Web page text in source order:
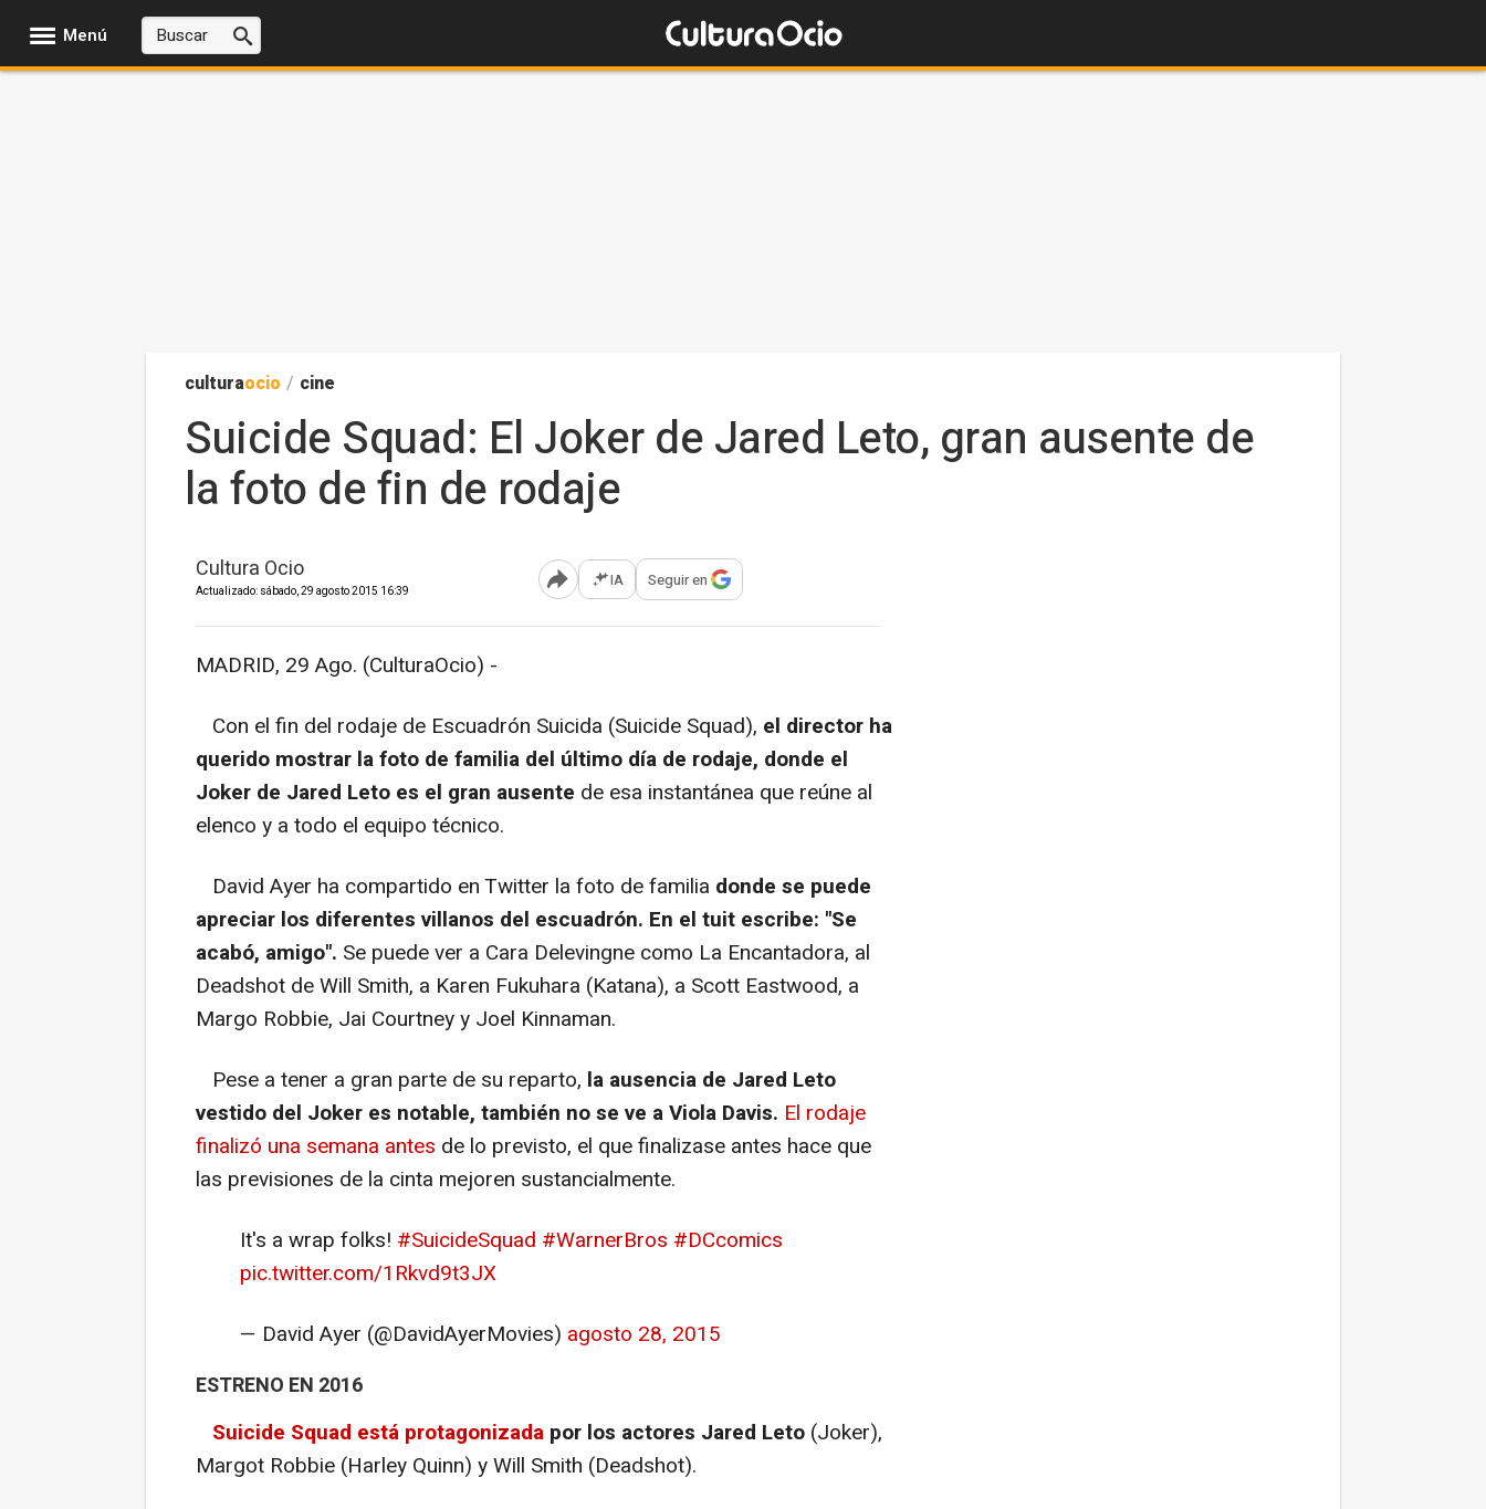
Menú
culturaocio / cine
Suicide Squad: El Joker de Jared Leto, gran ausente de
la foto de fin de rodaje
Cultura Ocio
Actualizado: sábado, 29 agosto 2015 16:39 Abrir opciones para compartir
IA Seguir en
MADRID, 29 Ago. (CulturaOcio) -
Con el fin del rodaje de Escuadrón Suicida (Suicide Squad), el director ha
querido mostrar la foto de familia del último día de rodaje, donde el
Joker de Jared Leto es el gran ausente de esa instantánea que reúne al
elenco y a todo el equipo técnico.
David Ayer ha compartido en Twitter la foto de familia donde se puede
apreciar los diferentes villanos del escuadrón. En el tuit escribe: "Se
acabó, amigo". Se puede ver a Cara Delevingne como La Encantadora, al
Deadshot de Will Smith, a Karen Fukuhara (Katana), a Scott Eastwood, a
Margo Robbie, Jai Courtney y Joel Kinnaman.
Pese a tener a gran parte de su reparto, la ausencia de Jared Leto
vestido del Joker es notable, también no se ve a Viola Davis. El rodaje
finalizó una semana antes de lo previsto, el que finalizase antes hace que
las previsiones de la cinta mejoren sustancialmente.
It's a wrap folks! #SuicideSquad #WarnerBros #DCcomics
pic.twitter.com/1Rkvd9t3JX
— David Ayer (@DavidAyerMovies) agosto 28, 2015
ESTRENO EN 2016
Suicide Squad está protagonizada por los actores Jared Leto (Joker),
Margot Robbie (Harley Quinn) y Will Smith (Deadshot).